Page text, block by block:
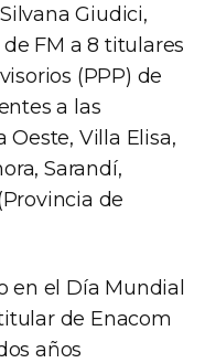
Giudici,
FM a 8 titulares
(PPP) de
a las
Oeste, Villa Elisa,
Sarandí,
de
en el Día Mundial
de Enacom
años